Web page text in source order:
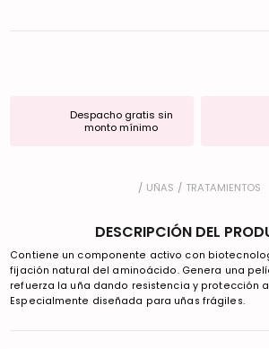
Despacho gratis sin
monto mínimo
UÑAS TRATAMIENTOS
DESCRIPCIÓN DEL
Contiene un componente activo con
fijación natural del aminoácido. Genera una
refuerza la uña dando resistencia y protección
Especialmente diseñada para uñas frágiles.